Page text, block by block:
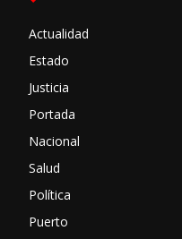
Actualidad
Estado
Justicia
Portada
Nacional
Salud
Política
Puerto